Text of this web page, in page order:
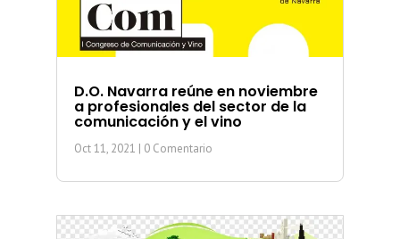
D.O. Navarra reúne en noviembre
a profesionales del sector de la
comunicación y el vino
Oct 11, 2021 | 0 Comentario